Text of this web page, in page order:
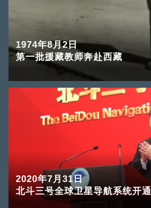
1974年8月2日
第一批援藏教师奔赴西藏
2020年7月31日
北斗三号全球卫星导航系统开通